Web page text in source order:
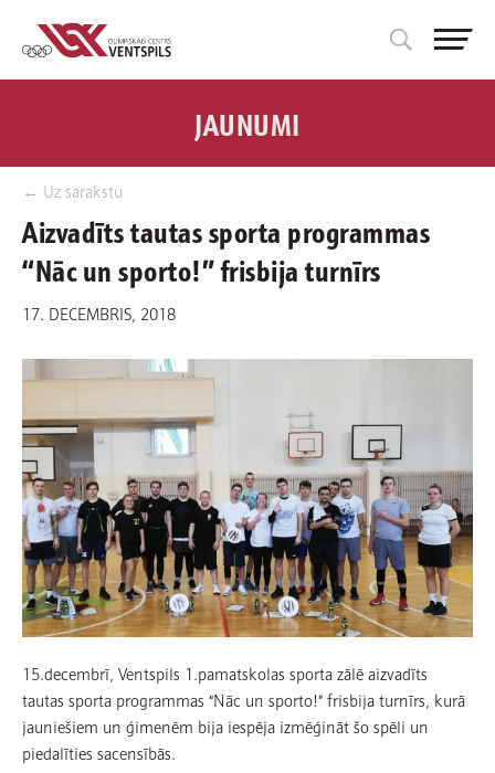
← Uz sarakstu
JAUNUMI
Aizvadīts tautas sporta programmas
“Nāc un sporto!” frisbija turnīrs
17. DECEMBRIS, 2018
15.decembrī, Ventspils 1.pamatskolas sporta zālē aizvadīts
tautas sporta programmas “Nāc un sporto!” frisbija turnīrs, kurā
jauniešiem un ģimenēm bija iespēja izmēģināt šo spēli un
piedalīties sacensībās.